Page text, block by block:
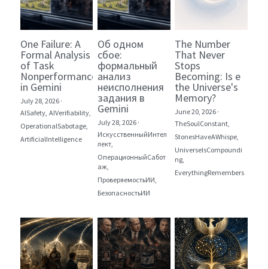
One Failure: A
Formal Analysis
of Task
Nonperformance
in Gemini
July 28, 2026 ·
AISafety, AIVerifiability,
OperationalSabotage,
ArtificialIntelligence
Об одном
сбое:
формальный
анализ
неисполнения
задания в
Gemini
July 28, 2026 ·
ИскусственныйИнтел
лект,
ОперационныйСабот
аж,
ПроверяемостьИИ,
БезопасностьИИ
The Number
That Never
Stops
Becoming: Is e
the Universe's
Memory?
June 20, 2026 ·
TheSoulConstant,
StonesHaveAWhispe,
UniverseIsCompoundi
ng,
EverythingRemembers